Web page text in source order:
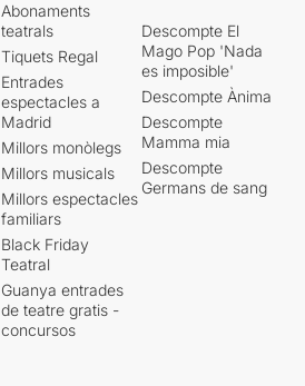
Abonaments
teatrals
Tiquets Regal
Entrades
espectacles a
Madrid
Millors monòlegs
Millors musicals
Millors espectacles
familiars
Black Friday
Teatral
Guanya entrades
de teatre gratis -
concursos
Descompte El
Mago Pop 'Nada
es imposible'
Descompte Ànima
Descompte
Mamma mia
Descompte
Germans de sang